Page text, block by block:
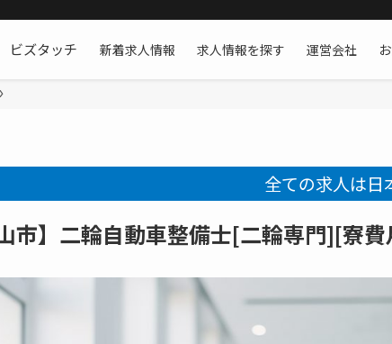
ビズタッチ
新着求人情報 求人情報を探す 運営会社
全ての求人は日
山市】二輪自動車整備士[二輪専門][寮